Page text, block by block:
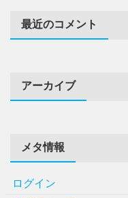
最近のコメント
アーカイブ
メタ情報
ログイン